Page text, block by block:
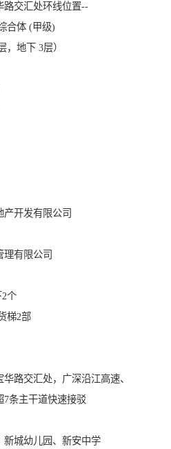
路交汇处环线位置--
合体 (甲级)
，地下 3层）
开发有限公司
有限公司
个
梯2部
路交汇处，广深沿江高速、
7条主干道快速接驳
新城幼儿园、新安中学